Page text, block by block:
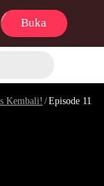
Buka
Kembali! /Episode 11